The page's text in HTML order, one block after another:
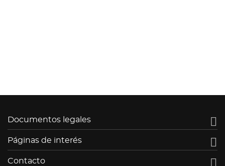
Documentos legales 
Páginas de interés 
Contacto 